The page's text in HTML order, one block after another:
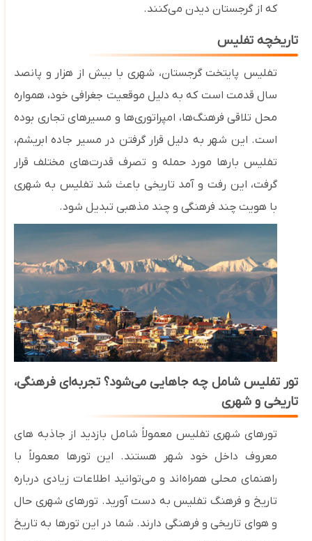
که از گرجستان دیدن می‌کنند.
تاریخچه تفلیس
تفلیس پایتخت گرجستان، شهری با بیش از هزار و پانصد
سال قدمت است که به دلیل موقعیت جغرافی خود، همواره
محل تلاقی فرهنگ‌ها، امپراتوری‌ها و مسیرهای تجاری بوده
است. این شهر به دلیلقرار گرفتن در مسیر جاده ابریشم،
تفلیس بارها مورد حمله و تصرف قدرت‌های مختلف قرار
گرفت، این رفت ‌و آمد تاریخی باعث شد تفلیس به شهری
با هویت چند فرهنگی و چند مذهبی تبدیل شود.
تور تفلیس شامل چه جاهایی می‌شود؟ تجربه‌ای فرهنگی،
تاریخی و شهری
تورهای شهری تفلیس معمولاً شامل بازدید از جاذبه ‌های
معروف داخل خود شهر هستند. این تورها معمولاً با
راهنمای محلی همراه‌اند و می‌توانید اطلاعات زیادی درباره
تاریخ و فرهنگ تفلیس به دست آورید. تورهای شهری حال‌
و هوای تاریخی و فرهنگی دارند. شما در این تورها به تاریخ